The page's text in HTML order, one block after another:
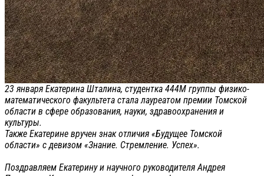
23 января Екатерина Шталина, студентка 444М группы физико-
математического факультета стала лауреатом премии Томской
области в сфере образования, науки, здравоохранения и
культуры.
Также Екатерине вручен знак отличия «Будущее Томской
области» с девизом «Знание. Стремление. Успех».
Поздравляем Екатерину и научного руководителя Андрея